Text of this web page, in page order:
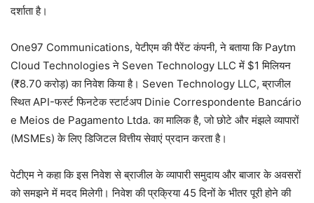
दर्शाता है।
One97 Communications, पेटीएम की पैरेंट कंपनी, ने बताया कि Paytm
Cloud Technologies ने Seven Technology LLC में $1 मिलियन
(₹8.70 करोड़) का निवेश किया है। Seven Technology LLC, ब्राजील
स्थित API-फर्स्ट फिनटेक स्टार्टअप Dinie Correspondente Bancário
e Meios de Pagamento Ltda. का मालिक है, जो छोटे और मंझले व्यापारों
(MSMEs) के लिए डिजिटल वित्तीय सेवाएं प्रदान करता है।
पेटीएम ने कहा कि इस निवेश से ब्राजील के व्यापारी समुदाय और बाजार के अवसरों
को समझने में मदद मिलेगी। निवेश की प्रक्रिया 45 दिनों के भीतर पूरी होने की